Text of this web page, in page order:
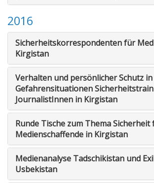
2016
Sicherheitskorrespondenten für
Kirgistan
Verhalten und persönlicher Schutz in
Gefahrensituationen
JournalistInnen in Kirgistan
Runde Tische zum Thema Sicherheit
Medienschaffende in Kirgistan
Medienanalyse Tadschikistan und
Usbekistan